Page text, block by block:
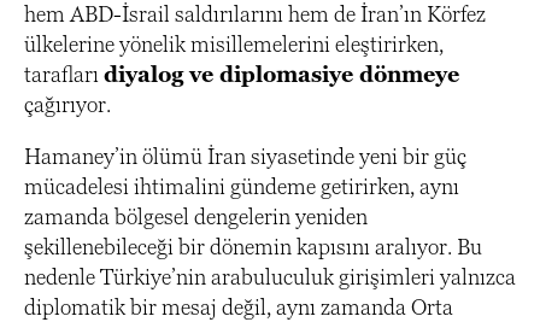
hem ABD-İsrail saldırılarını hem de İran’ın Körfez
ülkelerine yönelik misillemelerini eleştirirken,
taraflarıdiyalog ve diplomasiye dönmeye
çağırıyor.
Hamaney’in ölümü İran siyasetinde yeni bir güç
mücadelesi ihtimalini gündeme getirirken, aynı
zamanda bölgesel dengelerin yeniden
şekillenebileceği bir dönemin kapısını aralıyor. Bu
nedenle Türkiye’nin arabuluculuk girişimleri yalnızca
diplomatik bir mesaj değil, aynı zamanda Orta